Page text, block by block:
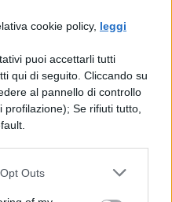
cookie policy, leggi
puoi accettarli tutti
qui di seguito. Cliccando su
al pannello di controllo
Se rifiuti tutto,
Outs
pratica diretta
requisiti
solida
di partenza,
le competenze